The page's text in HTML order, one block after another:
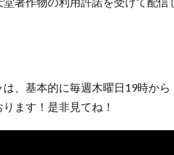
、基本的に毎週木曜日19時か
ます！是非見てね！